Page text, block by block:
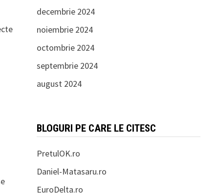
decembrie 2024
noiembrie 2024
octombrie 2024
septembrie 2024
august 2024
BLOGURI PE CARE LE CITESC
PretulOK.ro
Daniel-Matasaru.ro
EuroDelta.ro